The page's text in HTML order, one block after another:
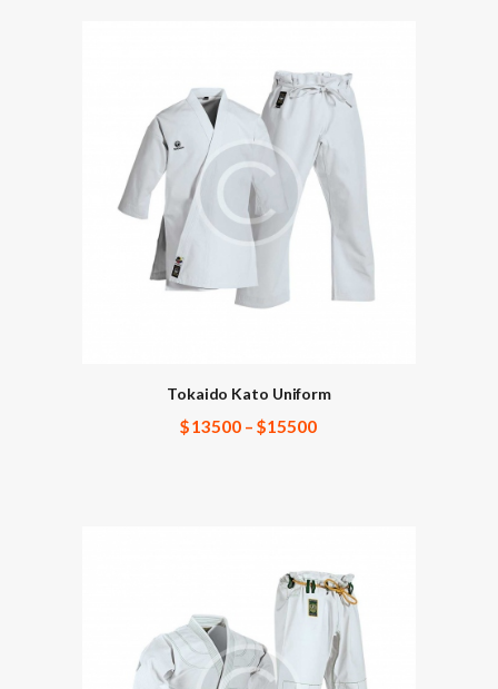
Tokaido Kato Uniform
$13500–$15500